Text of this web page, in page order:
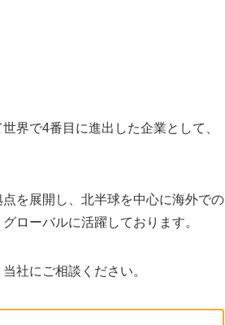
界で4番目に進出した企業として、
を展開し、北半球を中心に海外での
ローバルに活躍しております。
社にご相談ください。